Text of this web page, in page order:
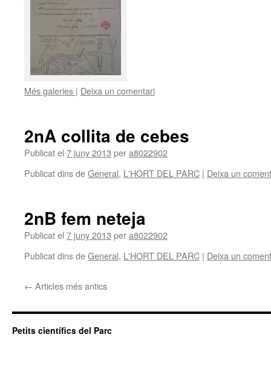
Més galeries | Deixa un comentari
2nA collita de cebes
Publicat el 7 juny 2013 pera8022902
Publicat dins deGeneral, L'HORT DEL PARC | Deixa un
2nB fem neteja
Publicat el 7 juny 2013 pera8022902
Publicat dins deGeneral, L'HORT DEL PARC | Deixa un
← Articles més antics
Petits científics del Parc